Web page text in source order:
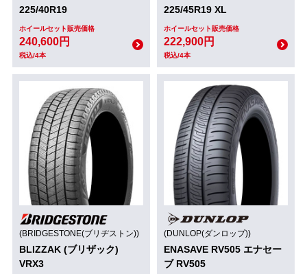
225/40R19
ホイールセット販売価格
240,600円
税込/4本
225/45R19 XL
ホイールセット販売価格
222,900円
税込/4本
(BRIDGESTONE(ブリヂストン))
BLIZZAK (ブリザック)
VRX3
(DUNLOP(ダンロップ))
ENASAVE RV505 エナセー
ブ RV505